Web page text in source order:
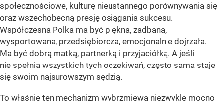
społecznościowe, kulturę nieustannego porównywania się
oraz wszechobecną presję osiągania sukcesu.
Współczesna Polka ma być piękna, zadbana,
wysportowana, przedsiębiorcza, emocjonalnie dojrzała.
Ma być dobrą matką, partnerką i przyjaciółką. A jeśli
nie spełnia wszystkich tych oczekiwań, często sama staje
się swoim najsurowszym sędzią.
To właśnie ten mechanizm wybrzmiewa niezwykle mocno